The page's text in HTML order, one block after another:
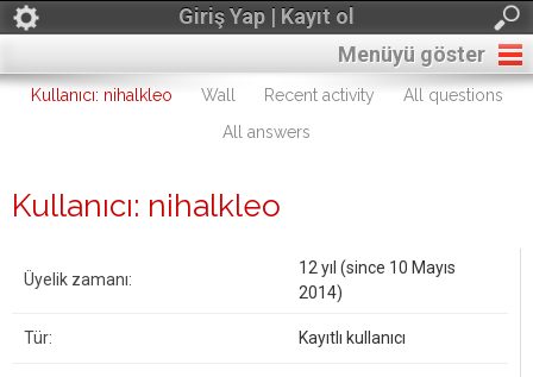
Giriş Yap | Kayıt ol
Menüyü göster
Kullanıcı: nihalkleo Wall Recent activity
All questions
All answers
Kullanıcı: nihalkleo
Üyelik zamanı:
12 yıl (since 10 Mayıs
2014)
Tür: Kayıtlı kullanıcı